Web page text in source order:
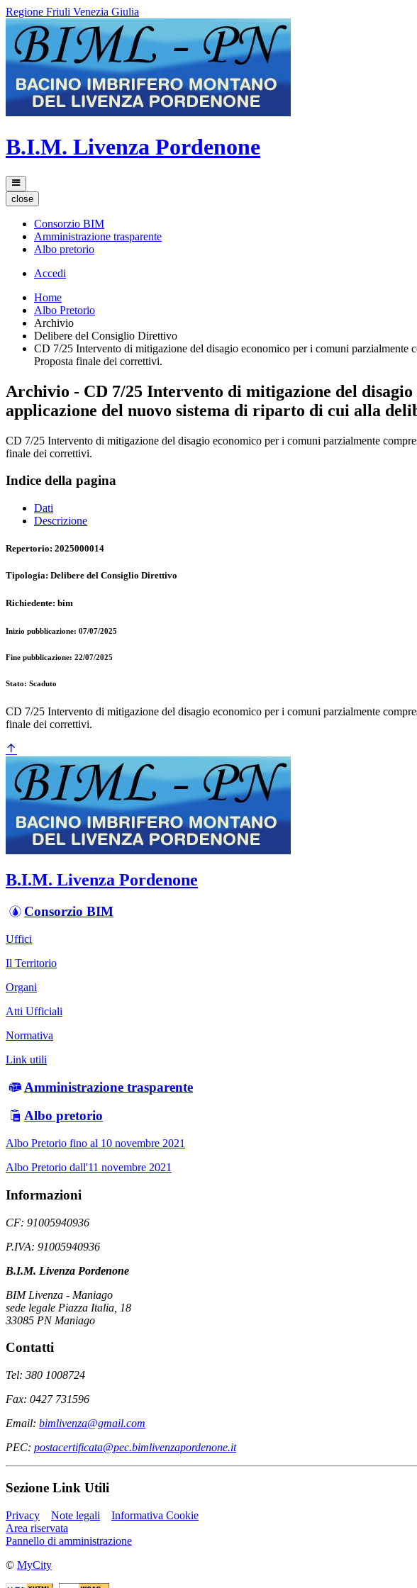
Regione Friuli Venezia Giulia
B.I.M. Livenza Pordenone
close
Consorzio BIM
Amministrazione trasparente
Albo pretorio
Accedi
Home
Albo Pretorio
Archivio
Delibere del Consiglio Direttivo
CD 7/25 Intervento di mitigazione del disagio economico per i comuni
Proposta finale dei correttivi.
Archivio - CD 7/25 Intervento di mitigazione del
applicazione del nuovo sistema di riparto di cui alla
CD 7/25 Intervento di mitigazione del disagio economico per i comuni parzialmente
finale dei correttivi.
Indice della pagina
Dati
Descrizione
Repertorio: 2025000014
Tipologia: Delibere del Consiglio Direttivo
Richiedente: bim
Inizio pubblicazione: 07/07/2025
Fine pubblicazione: 22/07/2025
Stato: Scaduto
CD 7/25 Intervento di mitigazione del disagio economico per i comuni parzialmente
finale dei correttivi.
B.I.M. Livenza Pordenone
Consorzio BIM
Uffici
Il Territorio
Organi
Atti Ufficiali
Normativa
Link utili
Amministrazione trasparente
Albo pretorio
Albo Pretorio fino al 10 novembre 2021
Albo Pretorio dall'11 novembre 2021
Informazioni
CF: 91005940936
P.IVA: 91005940936
B.I.M. Livenza Pordenone
BIM Livenza - Maniago
sede legale Piazza Italia, 18
33085 PN Maniago
Contatti
Tel: 380 1008724
Fax: 0427 731596
Email: bimlivenza@gmail.com
PEC: postacertificata@pec.bimlivenzapordenone.it
Sezione Link Utili
Privacy Note legali
Informativa Cookie
Area riservata
Pannello di amministrazione
© MyCity